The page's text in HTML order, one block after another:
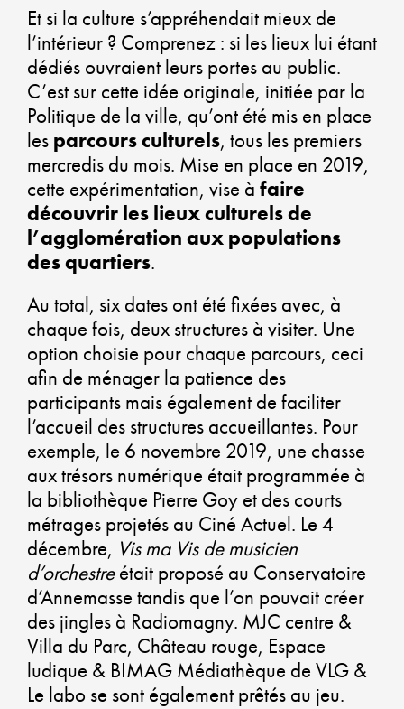
ET
Et si la culture s’appréhendait mieux de
l’intérieur ? Comprenez : si les lieux lui étant
dédiés ouvraient leurs portes au public.
C’est sur cette idée originale, initiée par la
Politique de la ville, qu’ont été mis en place
les parcours culturels, tous les premiers
mercredis du mois. Mise en place en 2019,
cette expérimentation, vise à faire
découvrir les lieux culturels de
l’agglomération aux populations
des quartiers.
Au total, six dates ont été fixées avec, à
chaque fois, deux structures à visiter. Une
option choisie pour chaque parcours, ceci
afin de ménager la patience des
participants mais également de faciliter
l’accueil des structures accueillantes. Pour
exemple, le 6 novembre 2019, une chasse
aux trésors numérique était programmée à
la bibliothèque Pierre Goy et des courts
métrages projetés au Ciné Actuel. Le 4
décembre, Vis ma Vis de musicien
d’orchestreétait proposé au Conservatoire
d’Annemasse tandis que l’on pouvait créer
des jingles à Radiomagny. MJC centre &
Villa du Parc, Château rouge, Espace
ludique & BIMAG Médiathèque de VLG &
Le labo se sont également prêtés au jeu.